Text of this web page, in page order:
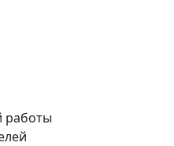
работы